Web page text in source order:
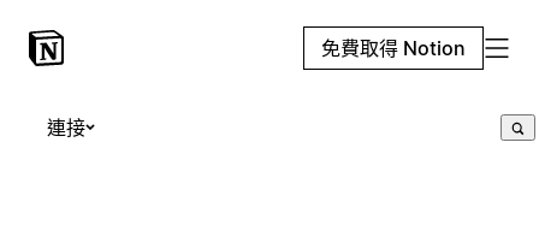
免費取得 Notion
連接